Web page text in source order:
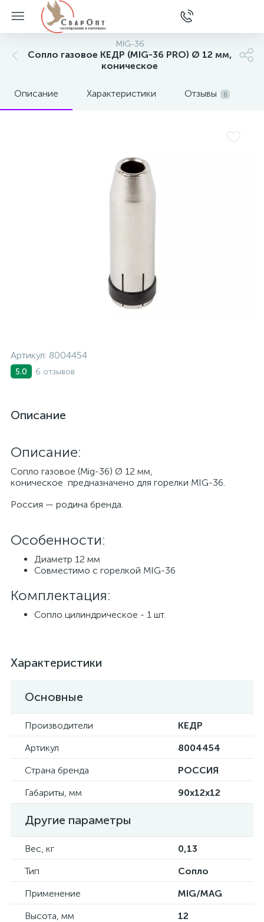
MIG-36
Сопло газовое КЕДР (MIG-36 PRO) Ø 12 мм,
коническое
Описание Характеристики Отзывы 6
Артикул: 8004454
5.0 6 отзывов
Описание
Описание:
Сопло газовое (Mig-36) Ø 12 мм,
коническое предназначено для горелки MIG-36.
Россия — родина бренда.
Особенности:
Диаметр 12 мм
Совместимо с горелкой MIG-36
Комплектация:
Сопло цилиндрическое - 1 шт.
Характеристики
Основные
Производители
КЕДР
Артикул
8004454
Страна бренда
РОССИЯ
Габариты, мм
90х12х12
Другие параметры
Вес, кг
0,13
Тип
Сопло
Применение
MIG/MAG
Высота, мм
12